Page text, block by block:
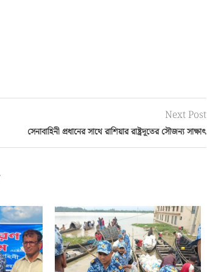
Next Post
সেনাবাহিনী প্রধানের সাথে রাশিয়ার রাষ্ট্রদূতের সৌজন্য সাক্ষাৎ